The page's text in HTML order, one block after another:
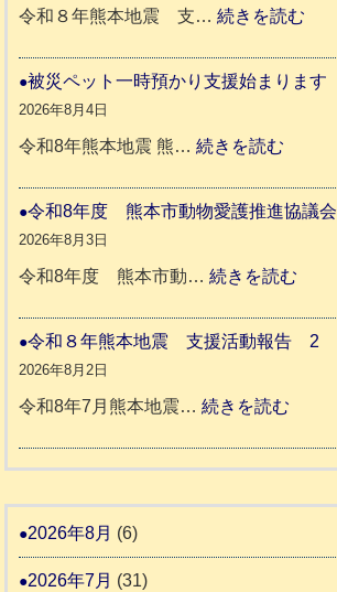
ト
人
ホ
日
記
令和８年熊本地震 支…続きを読む
和
本
支
報
3
被災ペット一時預かり支援始まります
2026年8月4日
令和8年熊本地震 熊…続きを読む
災
ッ
一
り
令和8年度 熊本市動物愛護推進協議会
2026年8月3日
令和8年度 熊本市動…続きを読む
和
市
令和８年熊本地震 支援活動報告 2
2026年8月2日
令和8年7月熊本地震…続きを読む
和
熊
2026年8月 (6)
2026年7月 (31)